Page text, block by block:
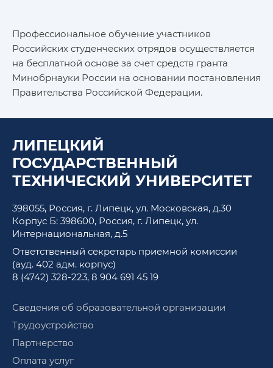
Профессиональное обучение участников
Российских студенческих отрядов осуществляется
на бесплатной основе за счет средств гранта
Минобрнауки России на основании постановления
Правительства Российской Федерации.
ЛИПЕЦКИЙ
ГОСУДАРСТВЕННЫЙ
ТЕХНИЧЕСКИЙ УНИВЕРСИТЕТ
398055, Россия, г. Липецк, ул. Московская, д.30
Корпус Б: 398600, Россия, г. Липецк, ул.
Интернациональная, д.5
Ответственный секретарь приемной комиссии
(ауд. 402 адм. корпус)
8 (4742) 328-223, 8 904 691 45 19
Сведения об образовательной организации
Трудоустройство
Партнерство
Оплата услуг